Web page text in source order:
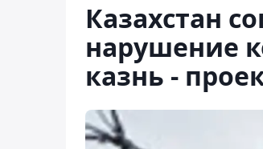
Казахстан
нарушение
казнь -